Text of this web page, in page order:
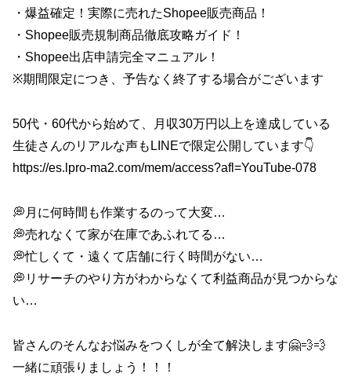
・爆益確定！実際に売れたShopee販売商品！
・Shopee販売規制商品徹底攻略ガイド！
・Shopee出店申請完全マニュアル！
※期間限定につき、予告なく終了する場合がございます
50代・60代から始めて、月収30万円以上を達成している
生徒さんのリアルな声もLINEで限定公開しています👇️
https://es.lpro-ma2.com/mem/access?afl=YouTube-078
💭月に何時間も作業するのって大変…
💭売れなくて家が在庫であふれてる…
💭忙しくて・遠くて店舗に行く時間がない…
💭リサーチのやり方がわからなくて利益商品が見つからな
い…
皆さんのそんなお悩みをつくしが全て解決します🤗💨💨
一緒に頑張りましょう！！！